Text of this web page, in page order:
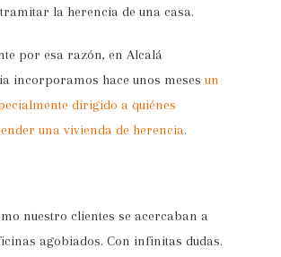
la herencia de una casa.
por esa razón, en Alcalá
incorporamos hace unos mesesun
dirigido a quiénes
una vivienda de herencia.
nuestro clientes se acercaban a
agobiados. Con infinitas dudas.